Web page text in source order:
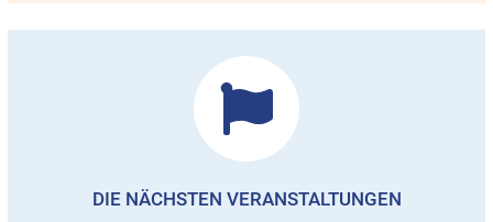
DIE NÄCHSTEN VERANSTALTUNGEN